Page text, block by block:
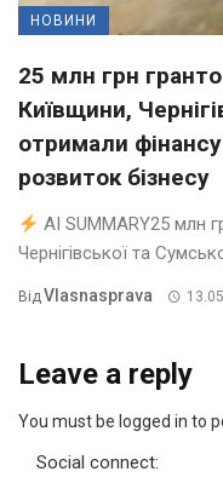
НОВИНИ
25 млн грн
Київщини,
отримали
розвиток бізнесу
AI SUMMARY25 млн
Чернігівської та
ВідVlasnasprava
Leave a reply
You must be logged in to
Social connect: